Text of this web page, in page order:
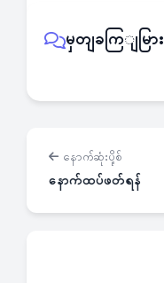
မှတျခကြျမြား
နောက်ဆုံးပို့စ်
နောက်ထပ်ဖတ်ရန်